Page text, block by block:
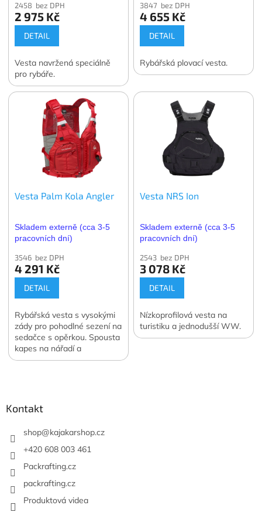
2458 bez DPH
2 975 Kč
DETAIL
Vesta navržená speciálně
pro rybáře.
3847 bez DPH
4 655 Kč
DETAIL
Rybářská plovací vesta.
Vesta Palm Kola Angler
Skladem externě (cca 3-5
pracovních dní)
3546 bez DPH
4 291 Kč
DETAIL
Rybářská vesta s vysokými
zády pro pohodlné sezení na
sedačce s opěrkou. Spousta
kapes na nářadí a
antikorozní úprava zipů.
Vesta NRS Ion
Skladem externě (cca 3-5
pracovních dní)
2543 bez DPH
3 078 Kč
DETAIL
Nízkoprofilová vesta na
turistiku a jednodušší WW.
Kontakt
shop@kajakarshop.cz
+420 608 003 461
Packrafting.cz
packrafting.cz
Produktová videa